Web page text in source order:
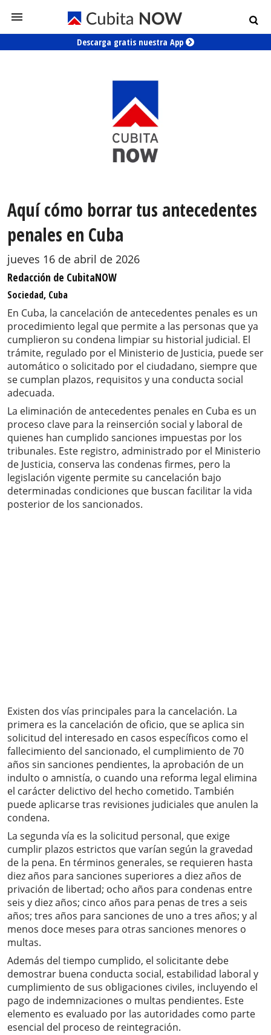
Descarga gratis nuestra App
Aquí cómo borrar tus antecedentes
penales en Cuba
jueves 16 de abril de 2026
Redacción de CubitaNOW
Sociedad, Cuba
En Cuba, la cancelación de antecedentes penales es un
procedimiento legal que permite a las personas que ya
cumplieron su condena limpiar su historial judicial. El
trámite, regulado por el Ministerio de Justicia, puede ser
automático o solicitado por el ciudadano, siempre que
se cumplan plazos, requisitos y una conducta social
adecuada.
La eliminación de antecedentes penales en Cuba es un
proceso clave para la reinserción social y laboral de
quienes han cumplido sanciones impuestas por los
tribunales. Este registro, administrado por el Ministerio
de Justicia, conserva las condenas firmes, pero la
legislación vigente permite su cancelación bajo
determinadas condiciones que buscan facilitar la vida
posterior de los sancionados.
Existen dos vías principales para la cancelación. La
primera es la cancelación de oficio, que se aplica sin
solicitud del interesado en casos específicos como el
fallecimiento del sancionado, el cumplimiento de 70
años sin sanciones pendientes, la aprobación de un
indulto o amnistía, o cuando una reforma legal elimina
el carácter delictivo del hecho cometido. También
puede aplicarse tras revisiones judiciales que anulen la
condena.
La segunda vía es la solicitud personal, que exige
cumplir plazos estrictos que varían según la gravedad
de la pena. En términos generales, se requieren hasta
diez años para sanciones superiores a diez años de
privación de libertad; ocho años para condenas entre
seis y diez años; cinco años para penas de tres a seis
años; tres años para sanciones de uno a tres años; y al
menos doce meses para otras sanciones menores o
multas.
Además del tiempo cumplido, el solicitante debe
demostrar buena conducta social, estabilidad laboral y
cumplimiento de sus obligaciones civiles, incluyendo el
pago de indemnizaciones o multas pendientes. Este
elemento es evaluado por las autoridades como parte
esencial del proceso de reintegración.